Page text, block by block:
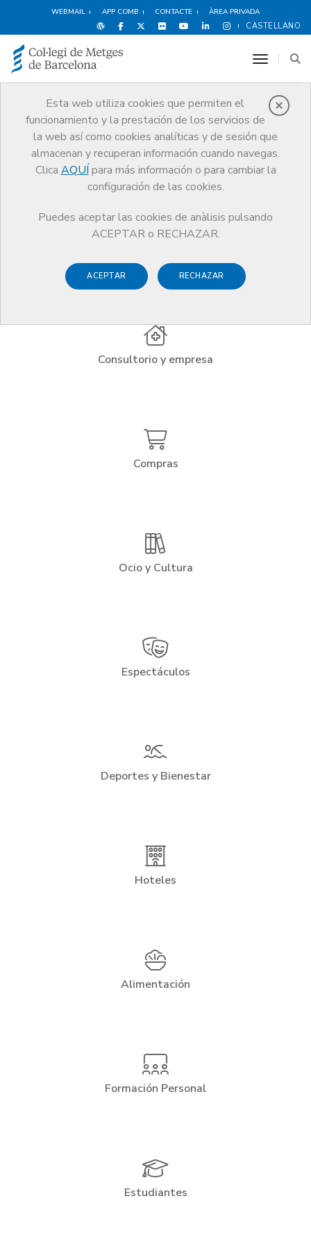
WEBMAIL APP COMB CONTACTE ÀREA PRIVADA
CASTELLANO
Esta web utiliza cookies que permiten el
funcionamiento y la prestación de los servicios de
la web así como cookies analíticas y de sesión que
almacenan y recuperan información cuando navegas.
Clica AQUÍ para más información o para cambiar la
configuración de las cookies.
Puedes aceptar las cookies de anàlisis pulsando
ACEPTAR o RECHAZAR.
ACEPTAR RECHAZAR
toggle
Avantatges i
descomptes
Serveis Altres serveis Avantatges i descomptes
Consultorio y empresa
Compras
Ocio y Cultura
Espectáculos
Deportes y Bienestar
Hoteles
Alimentación
Formación Personal
Estudiantes